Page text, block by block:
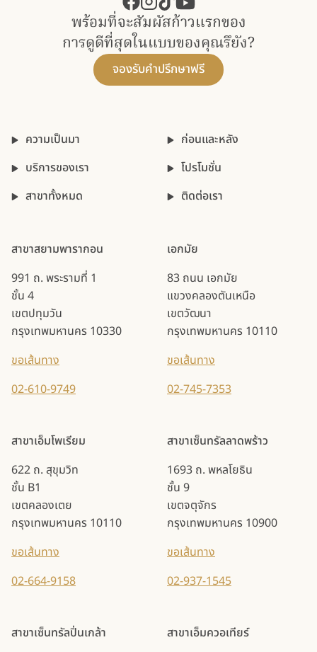
พร้อมที่จะสัมผัสก้าวแรกของ​
การดูดีที่สุดในแบบของคุณรึยัง?
จองรับคำปรึกษาฟรี
ความเป็นมา
บริการของเรา
สาขาทั้งหมด
ก่อนและหลัง
โปรโมชั่น
ติดต่อเรา
สาขาสยามพารากอน
991 ถ. พระรามที่ 1
ชั้น 4
เขตปทุมวัน
กรุงเทพมหานคร 10330
ขอเส้นทาง
02-610-9749
เอกมัย
83 ถนน เอกมัย
แขวงคลองตันเหนือ
เขตวัฒนา
กรุงเทพมหานคร 10110
ขอเส้นทาง
02-745-7353
สาขาเอ็มโพเรียม
622 ถ. สุขุมวิท
ชั้น B1
เขตคลองเตย
กรุงเทพมหานคร 10110
ขอเส้นทาง
02-664-9158
สาขาเซ็นทรัลลาดพร้าว
1693 ถ. พหลโยธิน
ชั้น 9
เขตจตุจักร
กรุงเทพมหานคร 10900
ขอเส้นทาง
02-937-1545
สาขาเซ็นทรัลปิ่นเกล้า สาขาเอ็มควอเทียร์